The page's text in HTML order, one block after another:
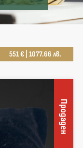
551 € | 1077.66 лв.
Продаден